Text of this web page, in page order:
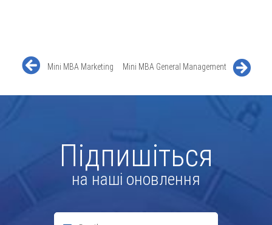
Mini MBA Marketing Mini MBA General Management
Підпишіться
на наші оновлення